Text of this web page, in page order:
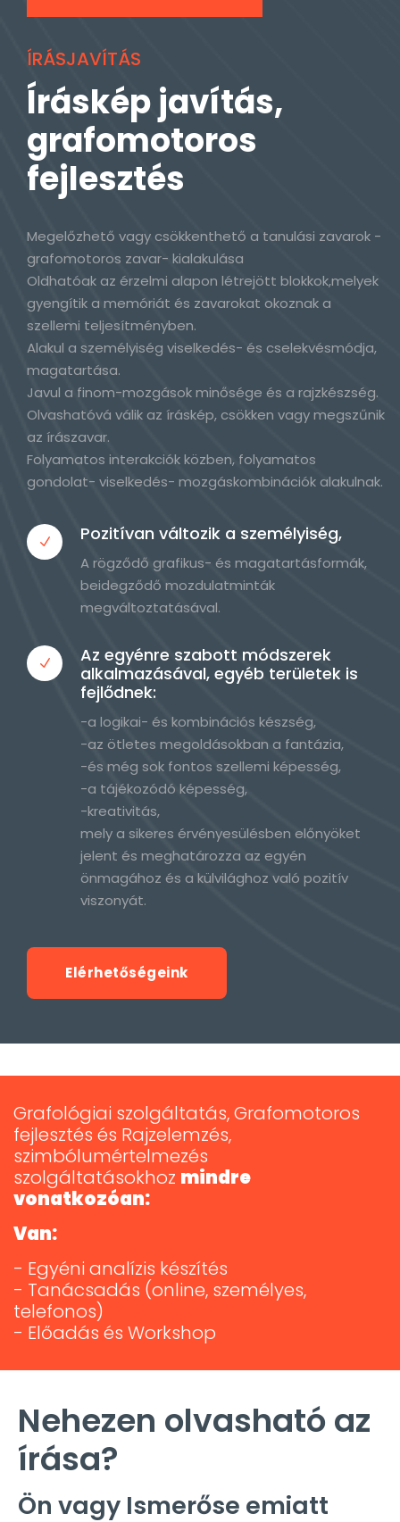
ÍRÁSJAVÍTÁS
Íráskép javítás,
grafomotoros
fejlesztés
Megelőzhető vagy csökkenthető a tanulási zavarok -
grafomotoros zavar- kialakulása
Oldhatóak az érzelmi alapon létrejött blokkok,melyek
gyengítik a memóriát és zavarokat okoznak a
szellemi teljesítményben.
Alakul a személyiség viselkedés- és cselekvésmódja,
magatartása.
Javul a finom-mozgások minősége és a rajzkészség.
Olvashatóvá válik az íráskép, csökken vagy megszűnik
az írászavar.
Folyamatos interakciók közben, folyamatos
gondolat- viselkedés- mozgáskombinációk alakulnak.
Pozitívan változik a személyiség,
A rögződő grafikus- és magatartásformák,
beidegződő mozdulatminták
megváltoztatásával.
Az egyénre szabott módszerek
alkalmazásával, egyéb területek is
fejlődnek:
-a logikai- és kombinációs készség,
-az ötletes megoldásokban a fantázia,
-és még sok fontos szellemi képesség,
-a tájékozódó képesség,
-kreativitás,
mely a sikeres érvényesülésben előnyöket
jelent és meghatározza az egyén
önmagához és a külvilághoz való pozitív
viszonyát.
Elérhetőségeink
Grafológiai szolgáltatás, Grafomotoros
fejlesztés és Rajzelemzés,
szimbólumértelmezés
szolgáltatásokhoz mindre
vonatkozóan:
Van:
- Egyéni analízis készítés
- Tanácsadás (online, személyes,
telefonos)
- Előadás és Workshop
Nehezen olvasható az
írása?
Ön vagy Ismerőse emiatt